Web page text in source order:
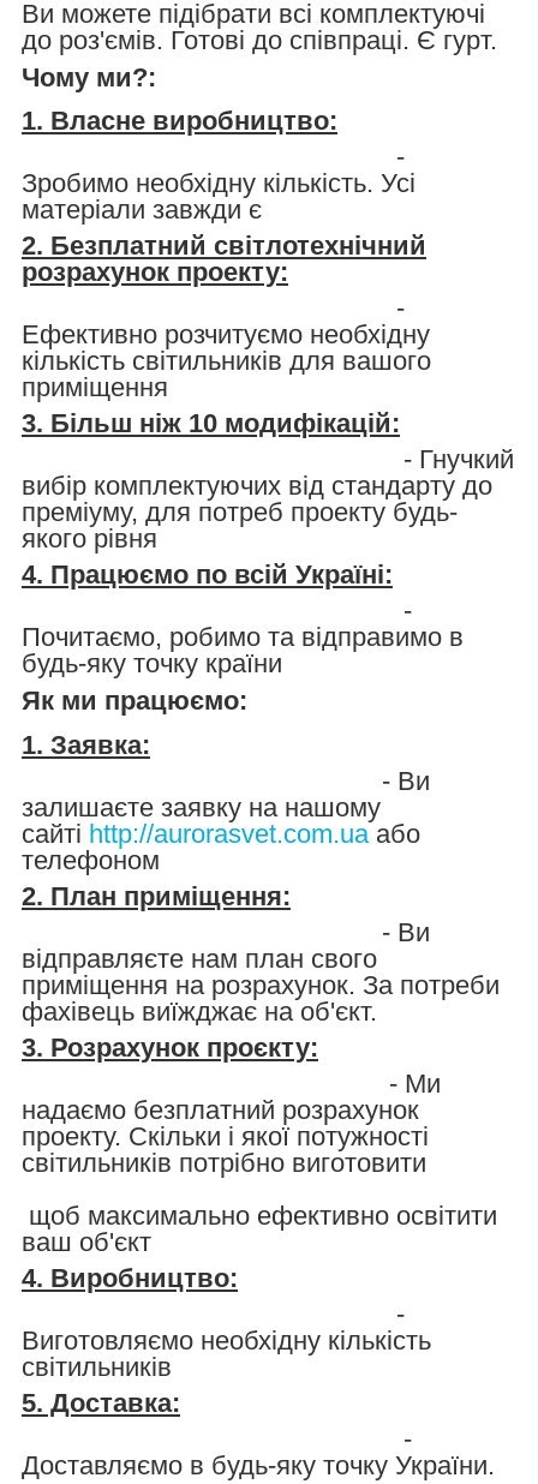
Ви можете підібрати всі комплектуючі
до роз'ємів. Готові до співпраці. Є гурт.
Чому ми?:
1. Власне виробництво:
-
Зробимо необхідну кількість. Усі
матеріали завжди є
2. Безплатний світлотехнічний
розрахунок проекту:
-
Ефективно розчитуємо необхідну
кількість світильників для вашого
приміщення
3. Більш ніж 10 модифікацій:
- Гнучкий
вибір комплектуючих від стандарту до
преміуму, для потреб проекту будь-
якого рівня
4. Працюємо по всій Україні:
-
Почитаємо, робимо та відправимо в
будь-яку точку країни
Як ми працюємо:
1. Заявка:
- Ви
залишаєте заявку на нашому
сайті http://aurorasvet.com.ua або
телефоном
2. План приміщення:
- Ви
відправляєте нам план свого
приміщення на розрахунок. За потреби
фахівець виїжджає на об'єкт.
3. Розрахунок проєкту:
- Ми
надаємо безплатний розрахунок
проекту. Скільки і якої потужності
світильників потрібно виготовити
щоб максимально ефективно освітити
ваш об'єкт
4. Виробництво:
-
Виготовляємо необхідну кількість
світильників
5. Доставка:
-
Доставляємо в будь-яку точку України.